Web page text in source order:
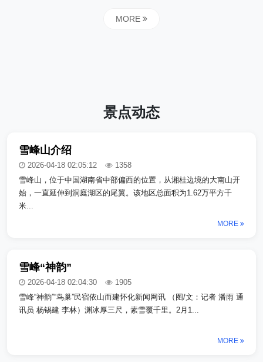
MORE
景点动态
雪峰山介绍
2026-04-18 02:05:12
1358
雪峰山，位于中国湖南省中部偏西的位置，从湘桂边境的大南山开
始，一直延伸到洞庭湖区的尾翼。该地区总面积为1.62万平方千
米...
MORE
雪峰“神韵”
2026-04-18 02:04:30
1905
雪峰“神韵”“鸟巢”民宿依山而建怀化新闻网讯 （图/文：记者 潘雨 通
讯员 杨锡建 李林）渊冰厚三尺，素雪覆千里。2月1...
MORE